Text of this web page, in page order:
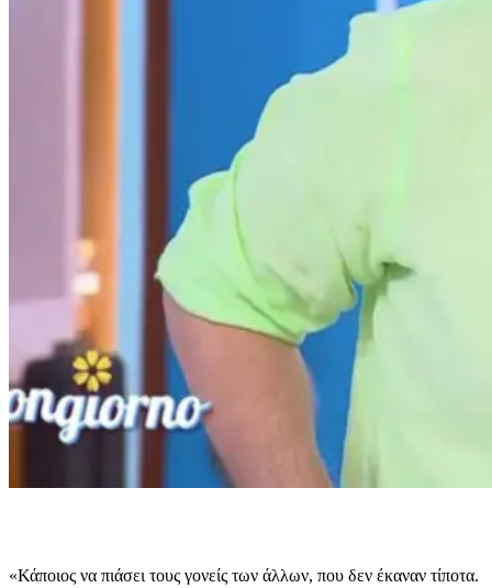
«Κάποιος να πιάσει τους γονείς των άλλων, που δεν έκαναν τίποτα.